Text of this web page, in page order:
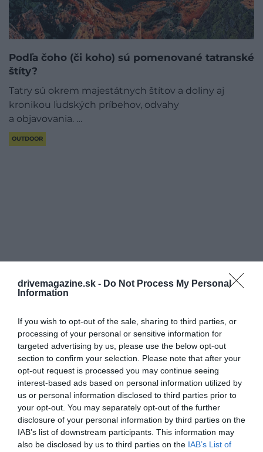
drivemagazine.sk - Do Not Process My Personal
Information
If you wish to opt-out of the sale, sharing to third parties, or
processing of your personal or sensitive information for
targeted advertising by us, please use the below opt-out
section to confirm your selection. Please note that after your
opt-out request is processed you may continue seeing
interest-based ads based on personal information utilized by
us or personal information disclosed to third parties prior to
your opt-out. You may separately opt-out of the further
disclosure of your personal information by third parties on the
IAB’s list of downstream participants. This information may
also be disclosed by us to third parties on the IAB’s List of
Podľa čoho (či koho) sú pomenované tatranské
štíty?
Tatry sú okrem majestátnych štítov a doliny aj
kronikou ľudských príbehov, odvahy
a objavovania. …
OUTDOOR